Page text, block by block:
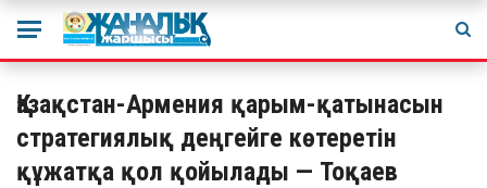
Қазақстан-Армения қарым-қатынасын
стратегиялық деңгейге көтеретін
құжатқа қол қойылады — Тоқаев